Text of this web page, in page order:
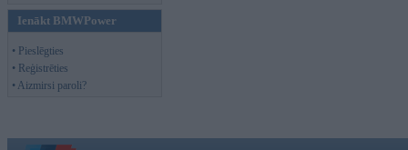
Ienākt BMWPower
• Pieslēgties
• Reģistrēties
• Aizmirsi paroli?